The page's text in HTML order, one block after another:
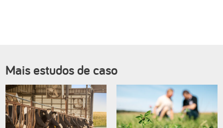
Mais estudos de caso